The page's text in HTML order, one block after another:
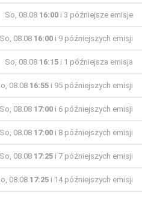
So, 08.08 16:00 i 3 późniejsze emisje
So, 08.08 16:00 i 9 późniejszych emisji
So, 08.08 16:15 i 1 późniejsza emisja
08.08 16:55 i 95 późniejszych emisji
So, 08.08 17:00 i 6 późniejszych emisji
So, 08.08 17:00 i 8 późniejszych emisji
So, 08.08 17:25 i 7 późniejszych emisji
08.08 17:25 i 14 późniejszych emisji